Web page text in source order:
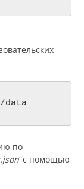
data
по
‘ с помощью